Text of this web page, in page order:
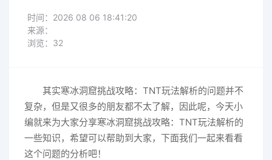
时间：2026 08 06 18:41:20
来源：
浏览：32
其实寒冰洞窟挑战攻略：TNT玩法解析的问题并不
复杂，但是又很多的朋友都不太了解，因此呢，今天小
编就来为大家分享寒冰洞窟挑战攻略：TNT玩法解析的
一些知识，希望可以帮助到大家，下面我们一起来看看
这个问题的分析吧！